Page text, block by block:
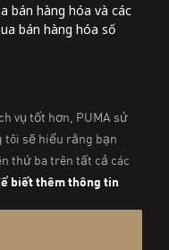
bán hàng hóa và các
bán hàng hóa số
Việt Nam
Hệ